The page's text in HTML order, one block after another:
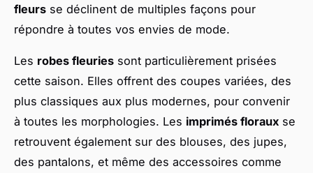
fleurs se déclinent de multiples façons pour
répondre à toutes vos envies de mode.
Les robes fleuries sont particulièrement prisées
cette saison. Elles offrent des coupes variées, des
plus classiques aux plus modernes, pour convenir
à toutes les morphologies. Les imprimés floraux se
retrouvent également sur des blouses, des jupes,
des pantalons, et même des accessoires comme